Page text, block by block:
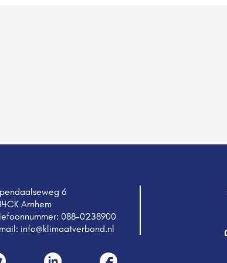
6
Arnhem
088-0238900
info@klimaatverbond.nl